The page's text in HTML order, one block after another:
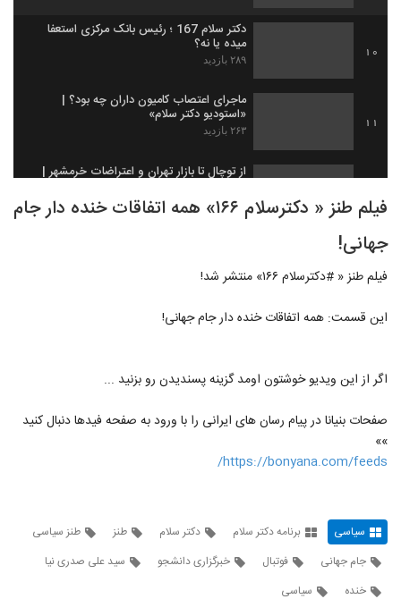
10
دکتر سلام 167 ؛ رئیس بانک مرکزی استعفا
میده یا نه؟
۲۸۹ بازدید
11
ماجرای اعتصاب کامیون داران چه بود؟ |
«استودیو دکتر سلام»
۲۶۳ بازدید
از توچال تا بازار تهران و اعتراضات خرمشهر |
۳۶۴ بازدید
۴۸۱ بازدید
سالگی دکتر سلام
۴۰۷ بازدید
دکتر سلام
لحظات آغار جشن پنج سالگی دکتر سلام
۴۵۱ بازدید
فیلم طنز « دکترسلام ۱۶۶» همه اتفاقات خنده دار جام
جهانی!
فیلم طنز « #دکترسلام ۱۶۶» منتشر شد!
این قسمت: همه اتفاقات خنده دار جام جهانی!
اگر از این ویدیو خوشتون اومد گزینه پسندیدن رو بزنید ...
صفحات بنیانا در پیام رسان های ایرانی را با ورود به صفحه فیدها دنبال کنید
»»
https://bonyana.com/feeds/
سیاسی برنامه دکتر سلام دکتر سلام طنز
طنز سیاسی
جام جهانی
فوتبال خبرگزاری دانشجو
سید علی صدری نیا
خنده
سیاسی